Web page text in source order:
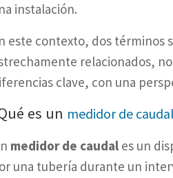
instalación.
este contexto, dos términos
relacionados,
clave, con una
es un medidor de caudal
medidor de caudal es un
una tubería durante un